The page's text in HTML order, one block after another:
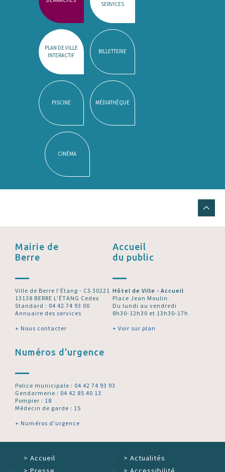
SERVICES
PLAN DE VILLE
INTERACTIF
BILLETTERIE
PISCINE MÉDIATHÈQUE
CINÉMA
Mairie de
Berre
Ville de Berre l’Étang - CS 30221
13138 BERRE L'ÉTANG Cedex
Standard : 04 42 74 93 00
Annuaire des services
+ Nous contacter
Accueil
du public
Hôtel de Ville - Accueil
Place Jean Moulin
Du lundi au vendredi
8h30-12h30 et 13h30-17h
+ Voir sur plan
Numéros d'urgence
Police municipale : 04 42 74 93 93
Gendarmerie : 04 42 85 40 13
Pompier : 18
Médecin de garde : 15
+ Numéros d'urgence
> Accueil > Actualités